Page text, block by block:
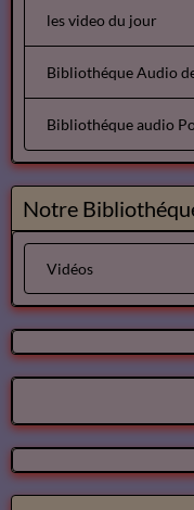
les video du jour
Bibliothéque Audio
Bibliothéque audio
Notre
Vidéos